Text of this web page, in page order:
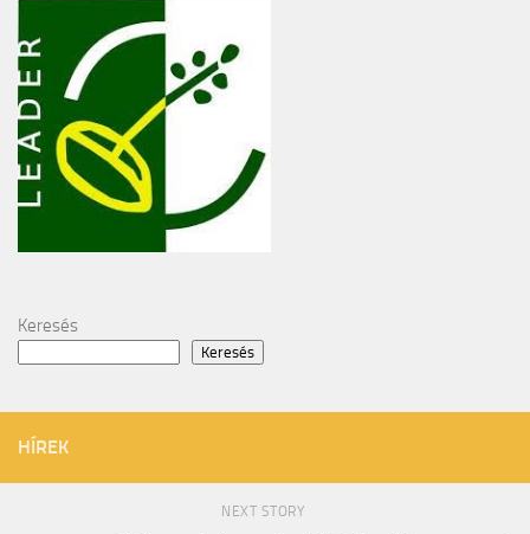
Keresés
Keresés
HÍREK
NEXT STORY